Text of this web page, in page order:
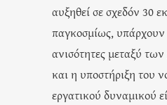
αυξηθεί σε σχεδόν 30
παγκοσμίως, υπάρχουν
ανισότητες μεταξύ
και η υποστήριξη του
εργατικού δυναμικού